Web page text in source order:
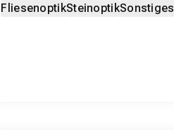
FliesenoptikSteinoptikSonstiges